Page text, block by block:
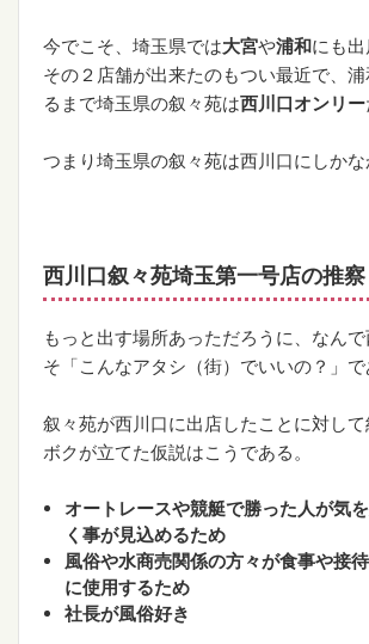
今でこそ、埼玉県では大宮や浦和にも出
その２店舗が出来たのもつい最近で、
るまで埼玉県の叙々苑は西川口オンリー
つまり埼玉県の叙々苑は西川口にしかな
西川口叙々苑埼玉第一号店の推察
もっと出す場所あっただろうに、なん
そ「こんなアタシ（街）でいいの？」で
叙々苑が西川口に出店したことに対し
ボクが立てた仮説はこうである。
オートレースや競艇で勝った人が気
く事が見込めるため
風俗や水商売関係の方々が食事や接
に使用するため
社長が風俗好き